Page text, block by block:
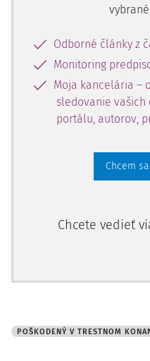
Odborné články z
Monitoring
Moja kancelária –
sledovanie
portálu, autorov,
Chcem
Chcete vedieť
POŠKODENÝ V TRESTNOM